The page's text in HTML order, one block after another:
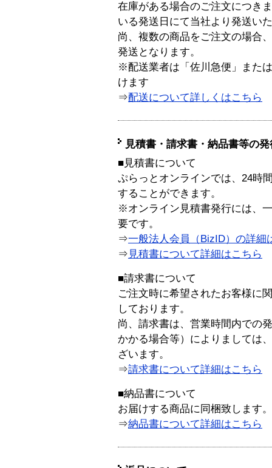
在庫がある場合のご注文につき
いる発送日にて当社より発送い
尚、複数の商品をご注文の場合
発送となります。
※配送業者は「佐川急便」また
けます
⇒配送について詳しくはこちら
見積書・請求書・納品書等の
■見積書について
ぷらっとオンラインでは、24時
することができます。
※オンライン見積書発行には、
要です。
⇒一般法人会員（BizID）の詳細
⇒ 見積書について詳細はこちら
■請求書について
ご注文時に希望されたお客様に
しております。
尚、請求書は、営業時間内での
かかる場合等）によりましては
ざいます。
⇒請求書について詳細はこちら
■納品書について
お届けする商品に同梱致します。
⇒納品書について詳細はこちら